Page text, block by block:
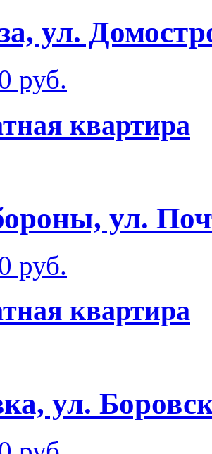
ул.
руб.
квартира
ул.
руб.
квартира
ул.